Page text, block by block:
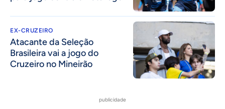
EX-CRUZEIRO
Atacante da Seleção
Brasileira vai a jogo do
Cruzeiro no Mineirão
publicidade